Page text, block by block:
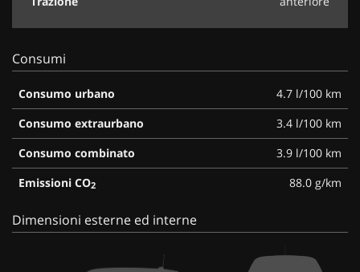
Consumi
Consumo urbano
4.7 l/100 km
Consumo extraurbano
3.4 l/100 km
Consumo combinato
3.9 l/100 km
Emissioni CO2 88.0 g/km
Dimensioni esterne ed interne